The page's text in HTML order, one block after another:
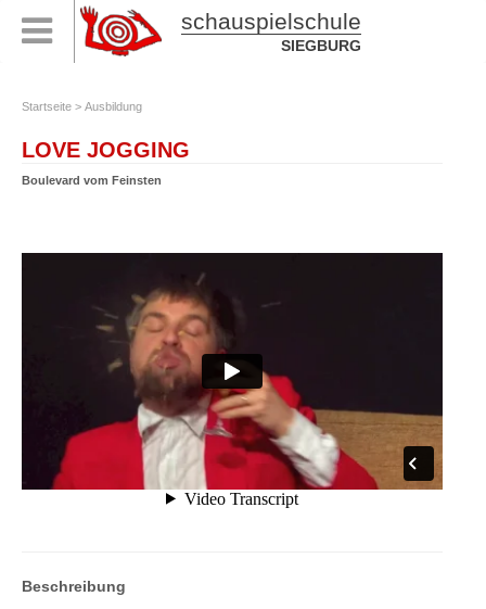
schauspielschule
SIEGBURG
Startseite > Ausbildung
LOVE JOGGING
Boulevard vom Feinsten
Beschreibung